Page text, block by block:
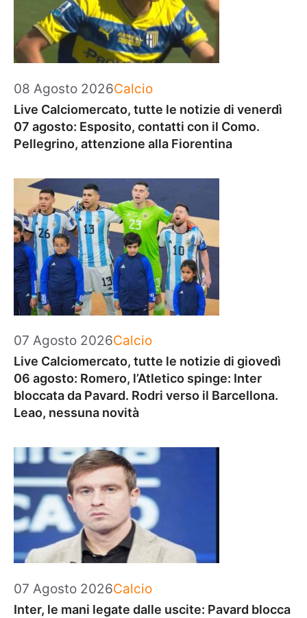
08 Agosto 2026Categorie
Calcio
Live Calciomercato, tutte le notizie di venerdì
07 agosto: Esposito, contatti con il Como.
Pellegrino, attenzione alla Fiorentina
07 Agosto 2026Categorie
Calcio
Live Calciomercato, tutte le notizie di giovedì
06 agosto: Romero, l’Atletico spinge: Inter
bloccata da Pavard. Rodri verso il Barcellona.
Leao, nessuna novità
07 Agosto 2026Categorie
Calcio
Inter, le mani legate dalle uscite: Pavard blocca